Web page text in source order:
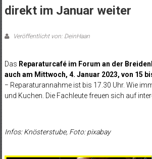
direkt im Januar weiter
Veröffentlicht von: DeinHaan
Das Reparaturcafé im Forum an der
auch am Mittwoch, 4. Januar 2023, von 15
− Reparaturannahme ist bis 17.30 Uhr. Wie
und Kuchen. Die Fachleute freuen sich auf
Infos: Knösterstube, Foto: pixabay